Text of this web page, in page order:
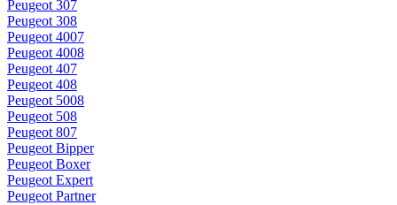
Peugeot 307
Peugeot 308
Peugeot 4007
Peugeot 4008
Peugeot 407
Peugeot 408
Peugeot 5008
Peugeot 508
Peugeot 807
Peugeot Bipper
Peugeot Boxer
Peugeot Expert
Peugeot Partner